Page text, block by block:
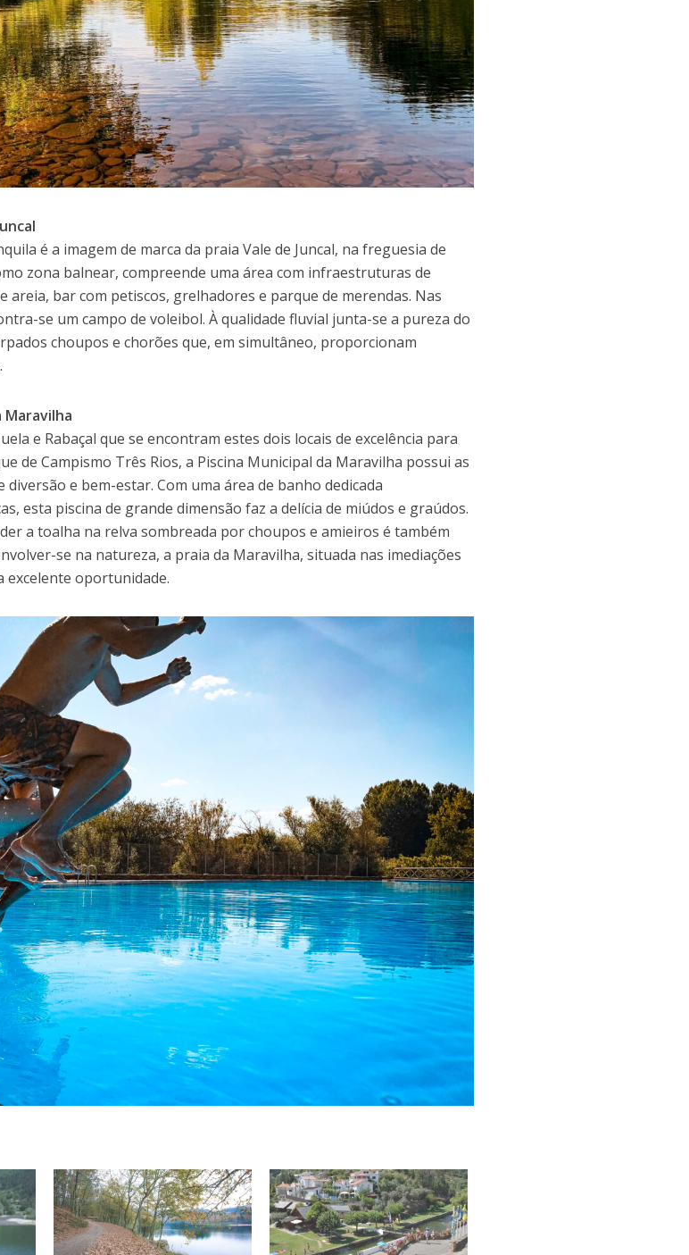
é a imagem de marca da praia Vale de Juncal, na freguesia de
zona balnear, compreende uma área com infraestruturas de
areia, bar com petiscos, grelhadores e parque de merendas. Nas
se um campo de voleibol. À qualidade fluvial junta-se a pureza do
choupos e chorões que, em simultâneo, proporcionam
Maravilha
e Rabaçal que se encontram estes dois locais de excelência para
de Campismo Três Rios, a Piscina Municipal da Maravilha possui as
diversão e bem-estar. Com uma área de banho dedicada
esta piscina de grande dimensão faz a delícia de miúdos e graúdos.
a toalha na relva sombreada por choupos e amieiros é também
se na natureza, a praia da Maravilha, situada nas imediações
excelente oportunidade.